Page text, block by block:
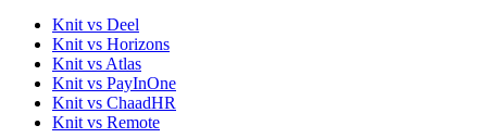
Knit vs Deel
Knit vs Horizons
Knit vs Atlas
Knit vs PayInOne
Knit vs ChaadHR
Knit vs Remote